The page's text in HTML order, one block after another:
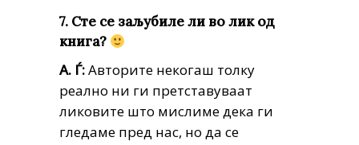
7. Сте се заљубиле ли во лик од
книга?
А. Ѓ:Авторите некогаш толку
реално ни ги претставуваат
ликовите што мислиме дека ги
гледаме пред нас, но да се